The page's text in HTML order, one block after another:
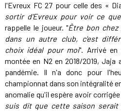
l'Evreux FC 27 pour celle des «
sortir d'Evreux pour voir ce
rappelle le joueur. "Être bon chez
dans un autre club, c'est
choix idéal pour moi". Arrivé
montée en N2 en 2018/2019,
pandémie. Il n'a donc pour
championnat dans son intégralité
anomalie qu'il espère avoir
suis dit que cette saison